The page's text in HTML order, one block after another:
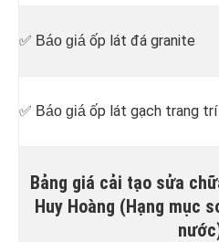
✅ Báo giá ốp lát đá granite
✅ Báo giá ốp lát gạch trang trí
Bảng giá cải tạo sửa
Huy Hoàng (Hạng mục